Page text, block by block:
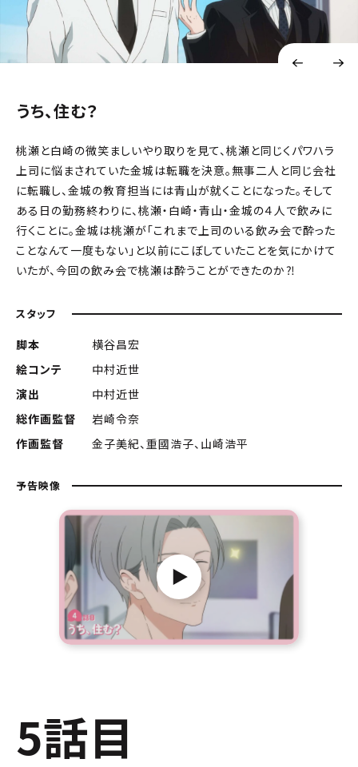
うち、住む？
桃瀬と白崎の微笑ましいやり取りを見て、桃瀬と同じくパワハラ
上司に悩まされていた金城は転職を決意。無事二人と同じ会社
に転職し、金城の教育担当には青山が就くことになった。そして
ある日の勤務終わりに、桃瀬・白崎・青山・金城の４人で飲みに
行くことに。金城は桃瀬が「これまで上司のいる飲み会で酔った
ことなんて一度もない」と以前にこぼしていたことを気にかけて
いたが、今回の飲み会で桃瀬は酔うことができたのか――⁈
スタッフ
脚本
横谷昌宏
絵コンテ
中村近世
演出
中村近世
総作画監督
岩崎令奈
作画監督
金子美紀、重國浩子、山崎浩平
予告映像
5話目